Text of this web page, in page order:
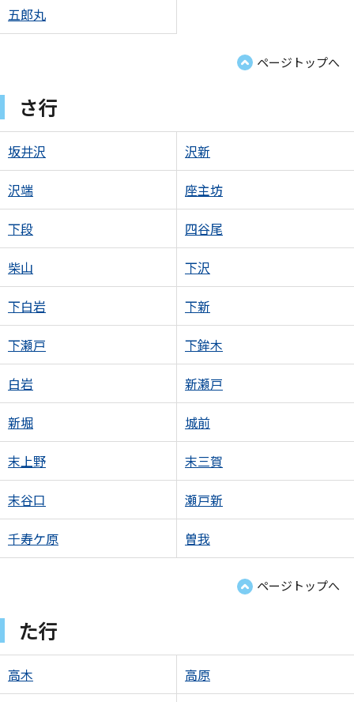
五郎丸
ページトップへ
さ行
坂井沢 沢新
沢端 座主坊
下段 四谷尾
柴山 下沢
下白岩 下新
下瀬戸 下鉾木
白岩 新瀬戸
新堀 城前
末上野 末三賀
末谷口 瀬戸新
千寿ケ原 曽我
ページトップへ
た行
高木 高原